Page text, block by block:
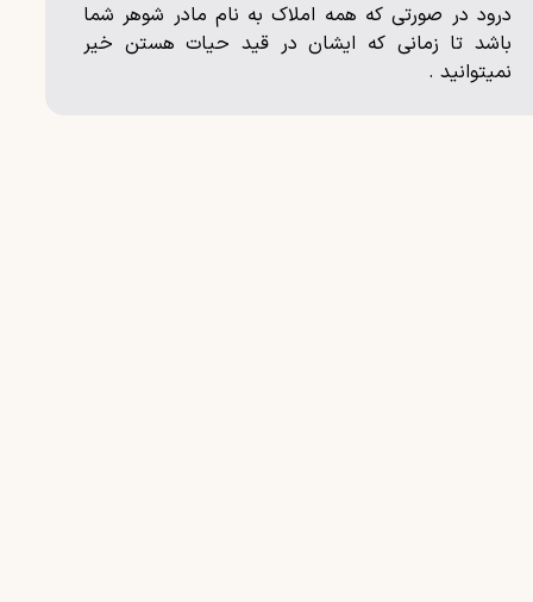
درود در صورتی که همه املاک به نام مادر شوهر شما
باشد تا زمانی که ایشان در قید حیات هستن خیر
نمیتوانید .